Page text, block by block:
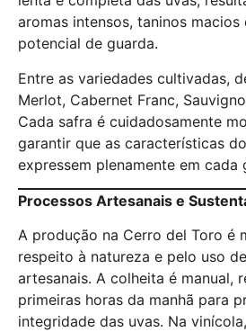
aromas intensos, taninos macios
potencial de guarda.
Entre as variedades cultivadas,
Merlot, Cabernet Franc,
Cada safra é cuidadosamente
garantir que as características
expressem plenamente em cada
Processos Artesanais e
A produção na Cerro del Toro é
respeito à natureza e pelo uso
artesanais. A colheita é manual,
primeiras horas da manhã para
integridade das uvas. Na